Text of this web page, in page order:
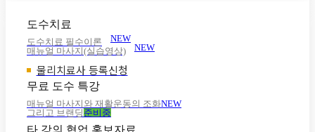
도수치료
도수치료 필수이론
NEW
매뉴얼 마사지(실습영상)
NEW
물리치료사 등록신청
무료 도수 특강
매뉴얼 마사지와 재활운동의 조화NEW
그리고 브랜딩 준비중